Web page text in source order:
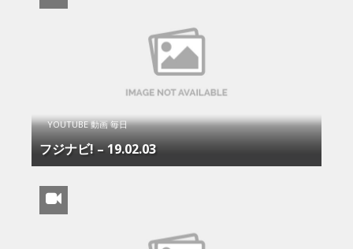
YOUTUBE 動画 毎日
フジナビ! – 19.02.03